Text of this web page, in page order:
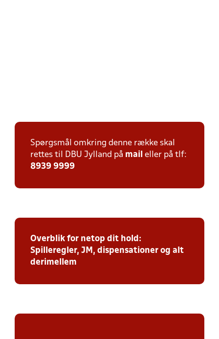
Spørgsmål omkring denne række skal
rettes til DBU Jylland på mail eller på tlf:
8939 9999
Overblik for netop dit hold:
Spilleregler, JM, dispensationer og alt
derimellem